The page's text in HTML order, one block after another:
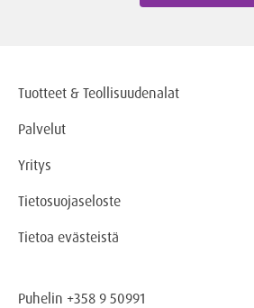
Tuotteet & Teollisuudenalat
Palvelut
Yritys
Tietosuojaseloste
Tietoa evästeistä
Puhelin +358 9 50991